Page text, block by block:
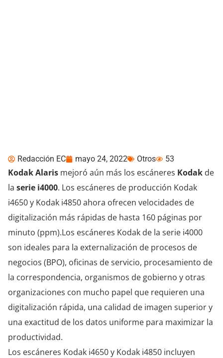
Redacción EC mayo 24, 2022 Otros 53
Kodak Alaris mejoró aún más los escáneres Kodak de
la serie i4000. Los escáneres de producción Kodak
i4650 y Kodak i4850 ahora ofrecen velocidades de
digitalización más rápidas de hasta 160 páginas por
minuto (ppm).Los escáneres Kodak de la serie i4000
son ideales para la externalización de procesos de
negocios (BPO), oficinas de servicio, procesamiento de
la correspondencia, organismos de gobierno y otras
organizaciones con mucho papel que requieren una
digitalización rápida, una calidad de imagen superior y
una exactitud de los datos uniforme para maximizar la
productividad.
Los escáneres Kodak i4650 y Kodak i4850 incluyen